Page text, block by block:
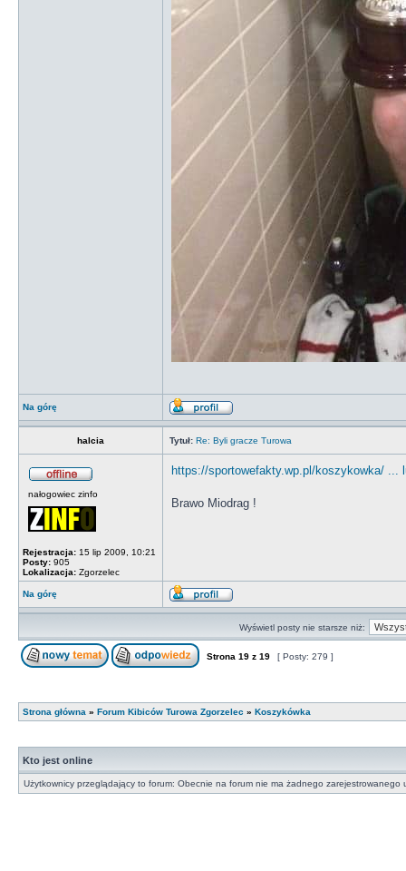
Na górę
halcia Tytuł: Re: Byli gracze Turowa
nałogowiec zinfo
Rejestracja: 15 lip 2009, 10:21
Posty: 905
Lokalizacja: Zgorzelec
https://sportowefakty.wp.pl/koszykowka/ ...
Brawo Miodrag !
Na górę
Wyświetl posty nie starsze niż:
Strona 19 z 19 [ Posty: 279 ]
Strona główna » Forum Kibiców Turowa Zgorzelec » Koszykówka
Kto jest online
Użytkownicy przeglądający to forum: Obecnie na forum nie ma żadnego zarejestrowanego